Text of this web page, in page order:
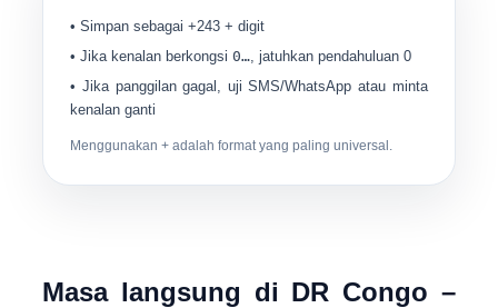
• Simpan sebagai+243 + digit
• Jika kenalan berkongsi0…, jatuhkan pendahuluan 0
• Jika panggilan gagal, uji SMS/WhatsApp atau minta
kenalan ganti
Menggunakan+ adalah format yang paling universal.
Masa langsung di DR Congo –